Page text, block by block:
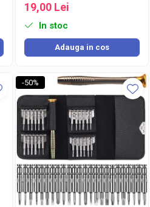
19,00 Lei
In stoc
Adauga in cos
-50%